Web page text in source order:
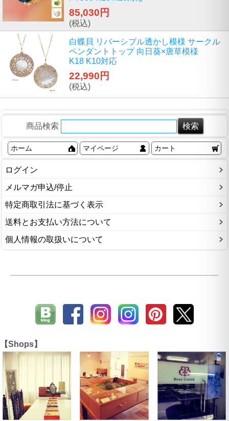
85,030円
(税込)
白蝶貝 リバーシブル透かし模様 サークル
ペンダントトップ 向日葵×唐草模様
K18 K10対応
22,990円
(税込)
商品検索
ホーム マイページ カート
ログイン
メルマガ申込/停止
特定商取引法に基づく表示
送料とお支払い方法について
個人情報の取扱いについて
【Shops】